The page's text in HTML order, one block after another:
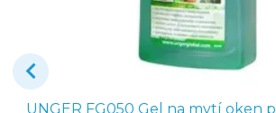
UNGER FG050 Gel na mytí oken